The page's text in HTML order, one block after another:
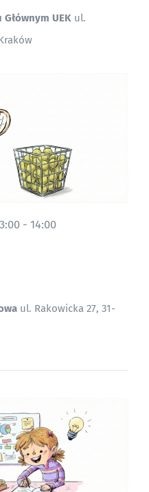
UEK ul.
- 14:00
ul. Rakowicka 27, 31-